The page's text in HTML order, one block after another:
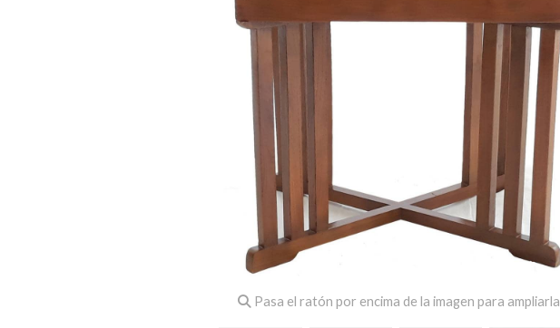
Pasa el ratón por encima de la imagen para ampliarla